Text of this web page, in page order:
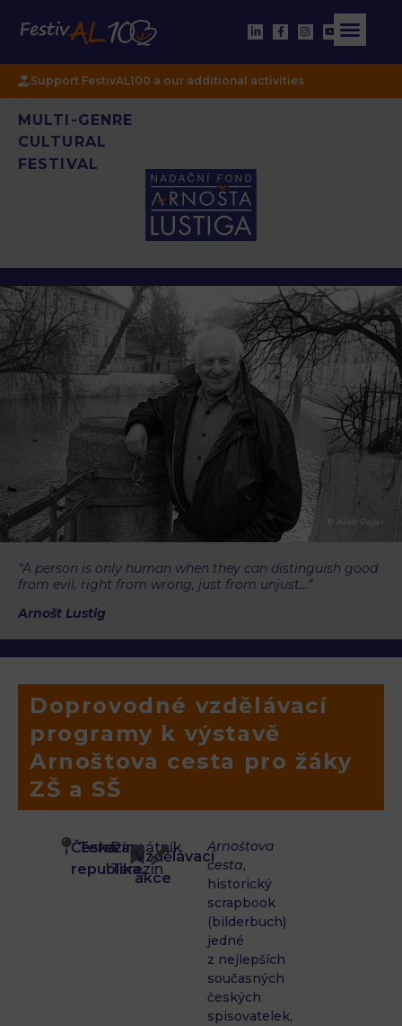
Support FestivAL100 a our additional activities
MULTI-GENRE
CULTURAL
FESTIVAL
© Alan Pajer
“A person is only human when they can distinguish good
from evil, right from wrong, just from unjust…”
Arnošt Lustig
Doprovodné vzdělávací
programy k výstavě
Arnoštova cesta pro žáky
ZŠ a SŠ
Česká
republika,
TerezínPamátník
Terezín
Vzdělávací
akce
Arnoštova
cesta,
historický
scrapbook
(bilderbuch)
jedné
z nejlepších
současných
českých
spisovatelek,